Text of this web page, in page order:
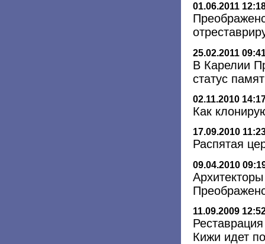
01.06.2011
25.02.2011
В Карелии
статус
02.11.2010
Как
17.09.2010
Распятая
09.04.2010
11.09.2009
Кижи идет